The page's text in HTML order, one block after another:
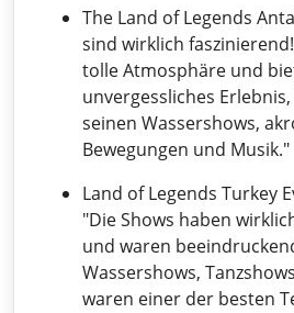
The Land of Legends
sind wirklich
tolle Atmosphäre und
unvergessliches
seinen Wassershows,
Bewegungen und Musik."
Land of Legends Turkey
"Die Shows haben
und waren
Wassershows,
waren einer der besten